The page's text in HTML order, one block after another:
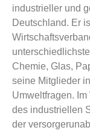
industrieller und
Deutschland. Er
Chemie, Glas,
seine Mitglieder
Umweltfragen.
des industriellen
der